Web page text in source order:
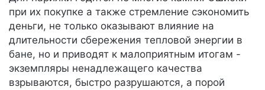
при их покупке а также стремление сэкономить
деньги, не только оказывают влияние на
длительности сбережения тепловой энергии в
бане, но и приводят к малоприятным итогам -
экземпляры ненадлежащего качества
взрываются, быстро разрушаются, а порой